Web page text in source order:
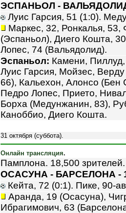
ЭСПАНЬОЛ -
Луис Гарсия, 51 (1:0).
Маркес, 32, Ронкалья,
(Эспаньол), Диего Кошта,
Лопес, 74 (Вальядолид).
Эспаньол: Камени,
Луис Гарсия, Мойзес,
66), Кальехон, Алонсо (Бен
Педро Лопес, Прието,
Борха (Медунжанин, 83),
Каноббио, Диего Кошта.
31 октября (суббота).
Онлайн трансляция.
Памплона. 18,500 зрителей.
ОСАСУНА - БАРСЕЛОНА -
Кейта, 72 (0:1). Пике, 90-
Аранда, 19 (Осасуна),
Ибрагимович, 63